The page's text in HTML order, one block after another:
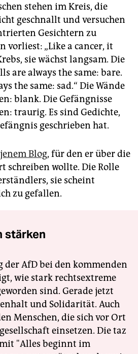
stehen im Kreis, die
geschnallt und versuchen
Gesichtern zu
vorliest: „Like a cancer, it
sie wächst langsam. Die
are always the same: bare.
the same: sad.“ Die Wände
blank. Die Gefängnisse
traurig. Es sind Gedichte,
geschrieben hat.
Blog, für den er über die
schreiben wollte. Die Rolle
sie scheint
zu gefallen.
stärken
der AfD bei den kommenden
wie stark rechtsextreme
sind. Gerade jetzt
und Solidarität. Auch
Menschen, die sich vor Ort
einsetzen. Die taz
"Alles beginnt im